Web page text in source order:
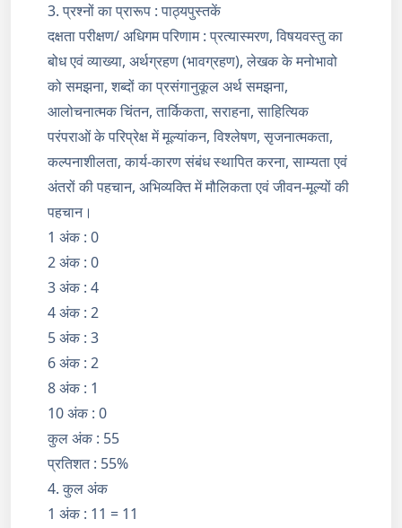
3. प्रश्नों का प्रारूप : पाठ्यपुस्तकें
दक्षता परीक्षण/ अधिगम परिणाम : प्रत्यास्मरण, विषयवस्तु का
बोध एवं व्याख्या, अर्थग्रहण (भावग्रहण), लेखक के मनोभावो
को समझना, शब्दों का प्रसंगानुकूल अर्थ समझना,
आलोचनात्मक चिंतन, तार्किकता, सराहना, साहित्यिक
परंपराओं के परिप्रेक्ष में मूल्यांकन, विश्लेषण, सृजनात्मकता,
कल्पनाशीलता, कार्य-कारण संबंध स्थापित करना, साम्यता एवं
अंतरों की पहचान, अभिव्यक्ति में मौलिकता एवं जीवन-मूल्यों की
पहचान।
1 अंक : 0
2 अंक : 0
3 अंक : 4
4 अंक : 2
5 अंक : 3
6 अंक : 2
8 अंक : 1
10 अंक : 0
कुल अंक : 55
प्रतिशत : 55%
4. कुल अंक
1 अंक : 11 = 11